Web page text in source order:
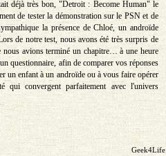
déjà très bon, "Detroit : Become Human" le
de tester la démonstration sur le PSN et de
la présence de Chloé, un androïde
de notre test, nous avons été très surpris de
nous avions terminé un chapitre… à une heure
questionnaire, afin de comparer vos réponses
un enfant à un androïde ou à vous faire opérer
qui convergent parfaitement avec l'univers
Geek4Life